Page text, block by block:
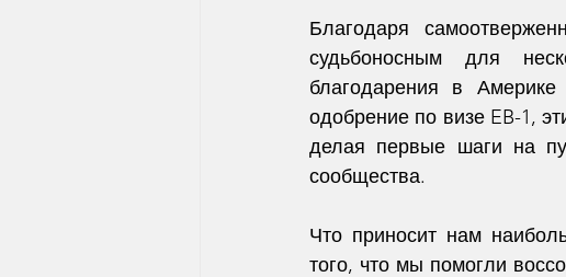
Благодаря
судьбоносным для
благодарения в
одобрение по визе EB-1,
делая первые шаги на
сообщества.
Что приносит нам
того, что мы помогли